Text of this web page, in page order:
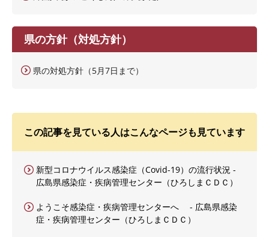
県の方針（対処方針）
県の対処方針（5月7日まで）
この記事を見ている人はこんなページも見ています
新型コロナウイルス感染症（Covid-19）の流行状況 -
広島県感染症・疾病管理センター（ひろしまＣＤＣ）
ようこそ感染症・疾病管理センターへ - 広島県感染
症・疾病管理センター（ひろしまＣＤＣ）